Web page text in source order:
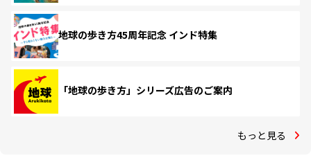
地球の歩き方45周年記念 インド特集
「地球の歩き方」シリーズ広告のご案内
もっと見る